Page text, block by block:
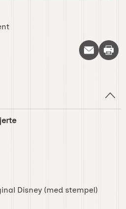
Skriv
Disney (med stempel)